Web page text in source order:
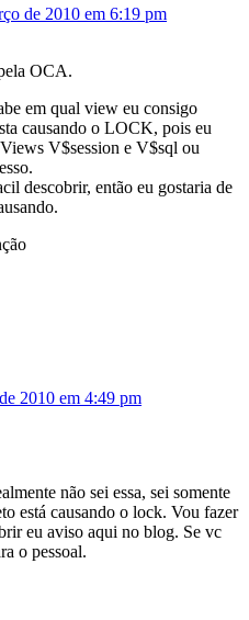
de 2010 em 6:19 pm
OCA.
em qual view eu consigo
causando o LOCK, pois eu
V$session e V$sql ou
descobrir, então eu gostaria de
2010 em 4:49 pm
não sei essa, sei somente
está causando o lock. Vou fazer
eu aviso aqui no blog. Se vc
o pessoal.